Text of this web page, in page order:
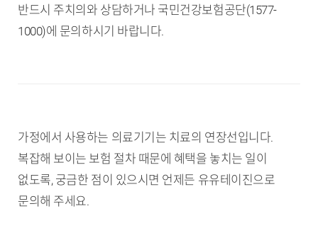
반드시 주치의와 상담하거나 국민건강보험공단(1577-
1000)에 문의하시기 바랍니다.
가정에서 사용하는 의료기기는 치료의 연장선입니다.
복잡해 보이는 보험 절차 때문에 혜택을 놓치는 일이
없도록, 궁금한 점이 있으시면 언제든 유유테이진으로
문의해 주세요.